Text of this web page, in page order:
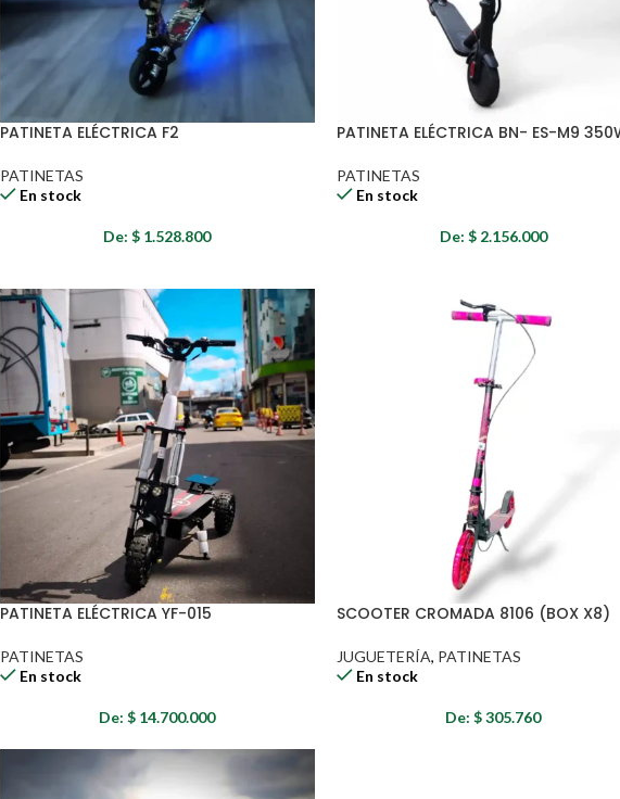
PATINETA ELÉCTRICA F2
PATINETAS
En stock
De:$ 1.528.800
PATINETA ELÉCTRICA BN- ES-M9
PATINETAS
En stock
De: $2.156.000
PATINETA ELÉCTRICA YF-015
PATINETAS
En stock
De:$ 14.700.000
SCOOTER CROMADA 8106 (BOX X8)
JUGUETERÍA, PATINETAS
En stock
De:$305.760